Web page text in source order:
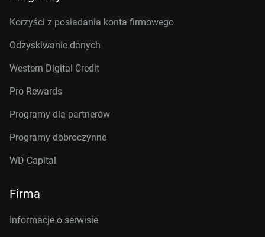
Korzyści z posiadania konta firmowego
Odzyskiwanie danych
Western Digital Credit
Pro Rewards
Programy dla partnerów
Programy dobroczynne
WD Capital
Firma
Informacje o serwisie